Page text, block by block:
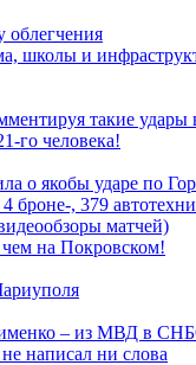
облегчения
школы и
такие удары
го человека!
о якобы ударе по
, 379
матчей)
на Покровском!
– из МВД в
написал ни слова